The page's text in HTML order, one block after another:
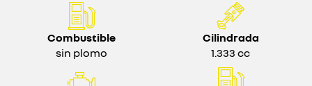
Combustible
sin plomo
Cilindrada
1.333 cc